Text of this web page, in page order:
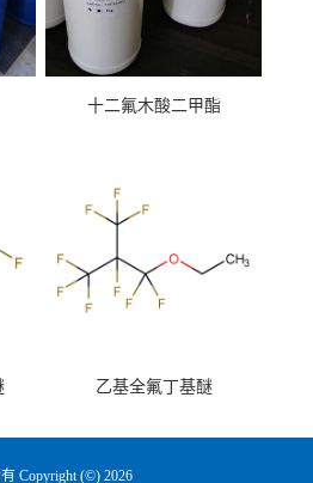
十二氟木酸二甲酯
乙基全氟丁基醚
Copyright (©) 2026